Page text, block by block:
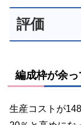
評価
編成枠が余
生産コストが